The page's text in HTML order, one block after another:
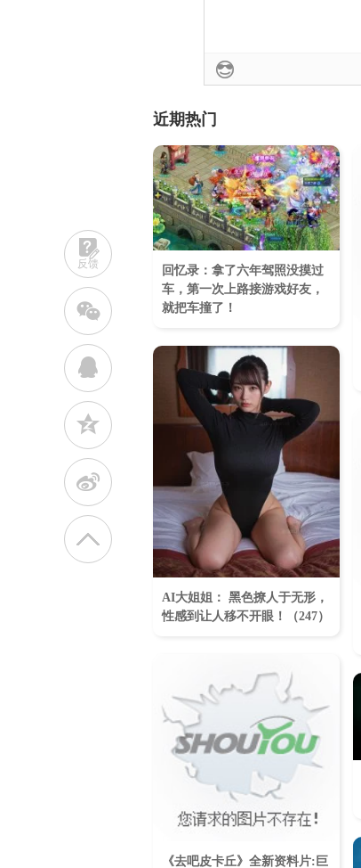
近期热门
回忆录：拿了六年驾照没摸过
车，第一次上路接游戏好友，
就把车撞了！
AI大姐姐： 黑色撩人于无形，
性感到让人移不开眼！​（247）
《去吧皮卡丘》全新资料片:巨
反馈
w
q
z
t